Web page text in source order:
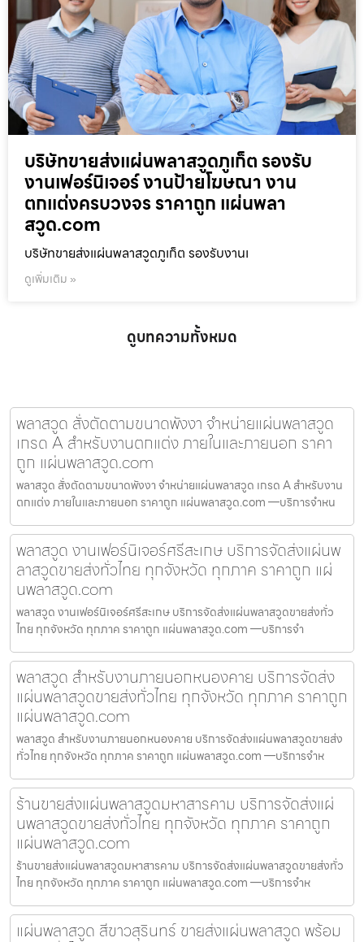
บริษัทขายส่งแผ่นพลาสวูดภูเก็ต รองรับ
งานเฟอร์นิเจอร์ งานป้ายโฆษณา งาน
ตกแต่งครบวงจร ราคาถูก แผ่นพลา
สวูด.com
บริษัทขายส่งแผ่นพลาสวูดภูเก็ต รองรับงานเ
ดูเพิ่มเติม »
ดูบทความทั้งหมด
พลาสวูด สั่งตัดตามขนาดพังงา จำหน่ายแผ่นพลาสวูด
เกรด A สำหรับงานตกแต่ง ภายในและภายนอก ราคา
ถูก แผ่นพลาสวูด.com
พลาสวูด สั่งตัดตามขนาดพังงา จำหน่ายแผ่นพลาสวูด เกรด A สำหรับงาน
ตกแต่ง ภายในและภายนอก ราคาถูก แผ่นพลาสวูด.com —บริการจำหน
พลาสวูด งานเฟอร์นิเจอร์ศรีสะเกษ บริการจัดส่งแผ่นพ
ลาสวูดขายส่งทั่วไทย ทุกจังหวัด ทุกภาค ราคาถูก แผ่
นพลาสวูด.com
พลาสวูด งานเฟอร์นิเจอร์ศรีสะเกษ บริการจัดส่งแผ่นพลาสวูดขายส่งทั่ว
ไทย ทุกจังหวัด ทุกภาค ราคาถูก แผ่นพลาสวูด.com —บริการจำ
พลาสวูด สำหรับงานภายนอกหนองคาย บริการจัดส่ง
แผ่นพลาสวูดขายส่งทั่วไทย ทุกจังหวัด ทุกภาค ราคาถูก
แผ่นพลาสวูด.com
พลาสวูด สำหรับงานภายนอกหนองคาย บริการจัดส่งแผ่นพลาสวูดขายส่ง
ทั่วไทย ทุกจังหวัด ทุกภาค ราคาถูก แผ่นพลาสวูด.com —บริการจำห
ร้านขายส่งแผ่นพลาสวูดมหาสารคาม บริการจัดส่งแผ่
นพลาสวูดขายส่งทั่วไทย ทุกจังหวัด ทุกภาค ราคาถูก
แผ่นพลาสวูด.com
ร้านขายส่งแผ่นพลาสวูดมหาสารคาม บริการจัดส่งแผ่นพลาสวูดขายส่งทั่ว
ไทย ทุกจังหวัด ทุกภาค ราคาถูก แผ่นพลาสวูด.com —บริการจำห
แผ่นพลาสวูด สีขาวสุรินทร์ ขายส่งแผ่นพลาสวูด พร้อม